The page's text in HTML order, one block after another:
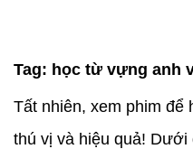
Tag: học từ vựng anh
Tất nhiên, xem phim để
thú vị và hiệu quả!